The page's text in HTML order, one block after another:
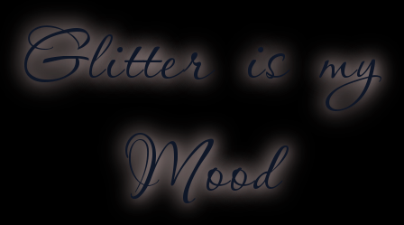
Glitter is my
Mood